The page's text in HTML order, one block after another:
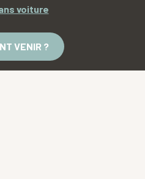
voiture
VENIR ?